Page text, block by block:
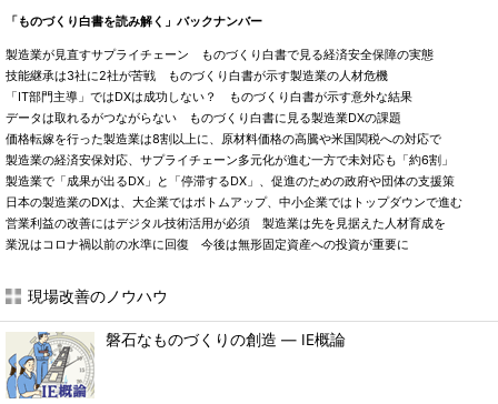
「ものづくり白書を読み解く」バックナンバー
製造業が見直すサプライチェーン ものづくり白書で見る経済安全保障の実態
技能継承は3社に2社が苦戦 ものづくり白書が示す製造業の人材危機
「IT部門主導」ではDXは成功しない？ ものづくり白書が示す意外な結果
データは取れるがつながらない ものづくり白書に見る製造業DXの課題
価格転嫁を行った製造業は8割以上に、原材料価格の高騰や米国関税への対応で
製造業の経済安保対応、サプライチェーン多元化が進む一方で未対応も「約6割」
製造業で「成果が出るDX」と「停滞するDX」、促進のための政府や団体の支援策
日本の製造業のDXは、大企業ではボトムアップ、中小企業ではトップダウンで進む
営業利益の改善にはデジタル技術活用が必須 製造業は先を見据えた人材育成を
業況はコロナ禍以前の水準に回復 今後は無形固定資産への投資が重要に
現場改善のノウハウ
磐石なものづくりの創造 ― IE概論